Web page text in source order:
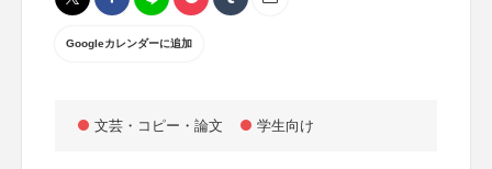
Googleカレンダーに追加
文芸・コピー・論文 学生向け